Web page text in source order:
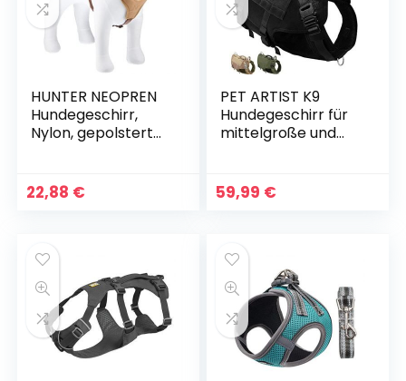
HUNTER NEOPREN
Hundegeschirr,
Nylon, gepolstert
braun/karamell,
Nylon, Neopren, M-
22,88 €
PET ARTIST K9
Hundegeschirr für
mittelgroße und
Ziehen an der
Vorderseite, Molle-
(Brustumfang 80-
105cm)
59,99 €